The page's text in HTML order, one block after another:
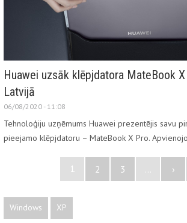
Huawei uzsāk klēpjdatora MateBook
Latvijā
06/08/2020 - 11:08
Tehnoloģiju uzņēmums Huawei prezentējis savu
pieejamo klēpjdatoru – MateBook X Pro.
1 2 3 ›
Windows XP